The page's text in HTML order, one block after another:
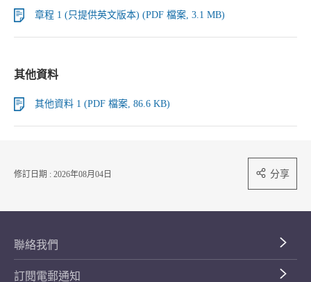
章程 1 (只提供英文版本) (PDF 檔案, 3.1 MB)
其他資料
其他資料 1 (PDF 檔案, 86.6 KB)
修訂日期 : 2026年08月04日 分享
聯絡我們
訂閱電郵通知